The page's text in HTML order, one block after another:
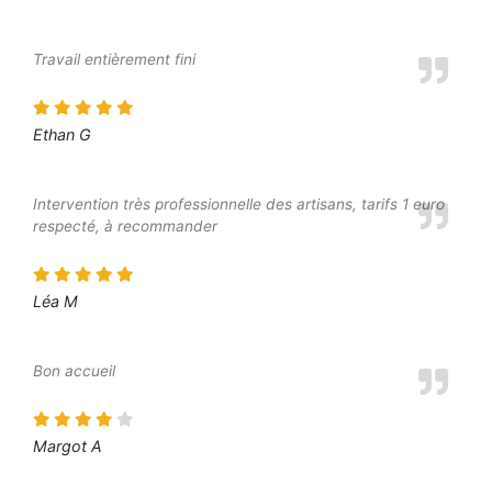
Travail entièrement fini
Ethan G
Intervention très professionnelle des artisans, tarifs 1 euro
respecté, à recommander
Léa M
Bon accueil
Margot A